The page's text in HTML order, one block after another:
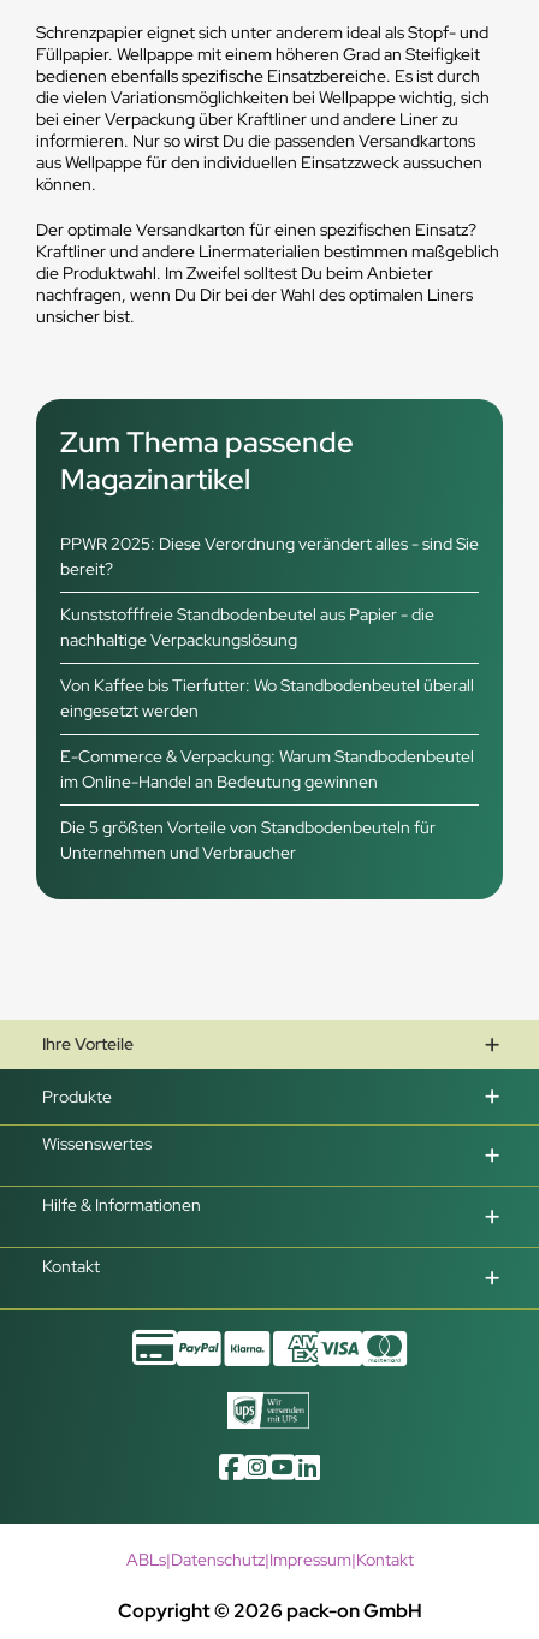
Schrenzpapier eignet sich unter anderem ideal als Stopf- und
Füllpapier. Wellpappe mit einem höheren Grad an Steifigkeit
bedienen ebenfalls spezifische Einsatzbereiche. Es ist durch
die vielen Variationsmöglichkeiten bei Wellpappe wichtig, sich
bei einer Verpackung über Kraftliner und andere Liner zu
informieren. Nur so wirst Du die passenden Versandkartons
aus Wellpappe für den individuellen Einsatzzweck aussuchen
können.
Der optimale Versandkarton für einen spezifischen Einsatz?
Kraftliner und andere Linermaterialien bestimmen maßgeblich
die Produktwahl. Im Zweifel solltest Du beim Anbieter
nachfragen, wenn Du Dir bei der Wahl des optimalen Liners
unsicher bist.
Zum Thema passende
Magazinartikel
PPWR 2025: Diese Verordnung verändert alles - sind Sie
bereit?
Kunststofffreie Standbodenbeutel aus Papier - die
nachhaltige Verpackungslösung
Von Kaffee bis Tierfutter: Wo Standbodenbeutel überall
eingesetzt werden
E-Commerce & Verpackung: Warum Standbodenbeutel
im Online-Handel an Bedeutung gewinnen
Die 5 größten Vorteile von Standbodenbeuteln für
Unternehmen und Verbraucher
Ihre Vorteile
Produkte
Wissenswertes
Hilfe & Informationen
Kontakt
Copyright © 2026 pack-on GmbH
ABLs|Datenschutz|Impressum|Kontakt